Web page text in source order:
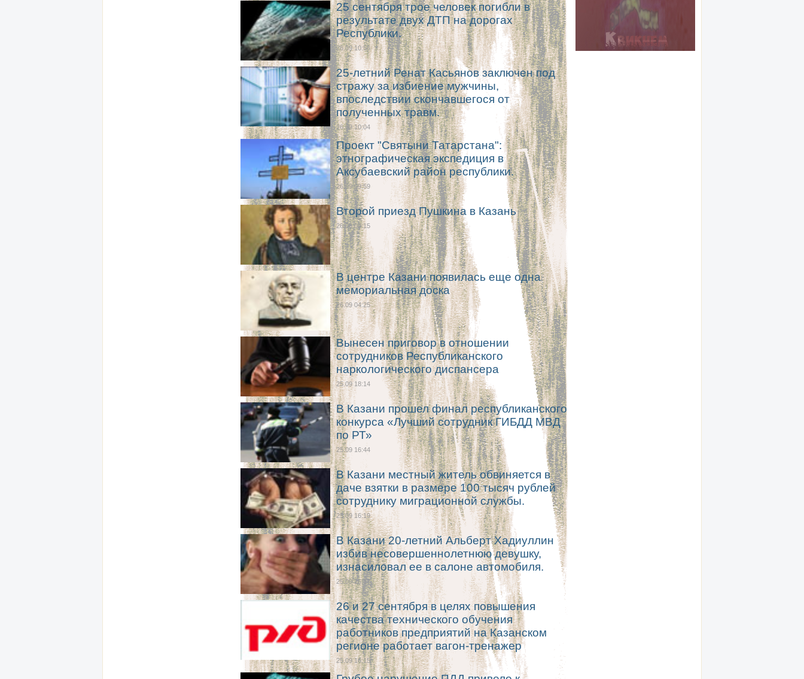
25 сентября трое человек погибли в
результате двух ДТП на дорогах
Республики.
26.09 10:56
25-летний Ренат Касьянов заключен под
стражу за избиение мужчины,
впоследствии скончавшегося от
полученных травм.
26.09 10:04
Проект "Святыни Татарстана":
этнографическая экспедиция в
Аксубаевский район республики.
26.09 09:59
Второй приезд Пушкина в Казань
26.09 09:15
В центре Казани появилась еще одна
мемориальная доска
26.09 04:25
Вынесен приговор в отношении
сотрудников Республиканского
наркологического диспансера
25.09 18:14
В Казани прошел финал республиканского
конкурса «Лучший сотрудник ГИБДД МВД
по РТ»
25.09 16:44
В Казани местный житель обвиняется в
даче взятки в размере 100 тысяч рублей
сотруднику миграционной службы.
25.09 16:19
В Казани 20-летний Альберт Хадиуллин
избив несовершеннолетнюю девушку,
изнасиловал ее в салоне автомобиля.
25.09 16:17
26 и 27 сентября в целях повышения
качества технического обучения
работников предприятий на Казанском
регионе работает вагон-тренажер
25.09 16:15